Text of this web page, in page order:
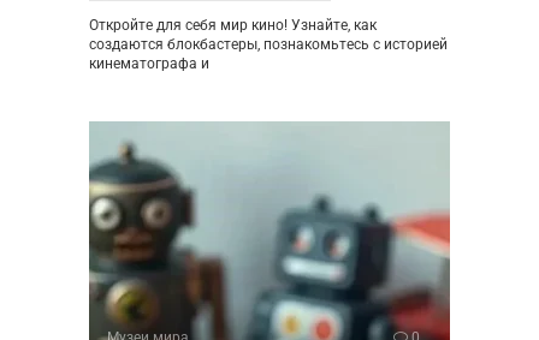
Откройте для себя мир кино! Узнайте, как
создаются блокбастеры, познакомьтесь с историей
кинематографа и